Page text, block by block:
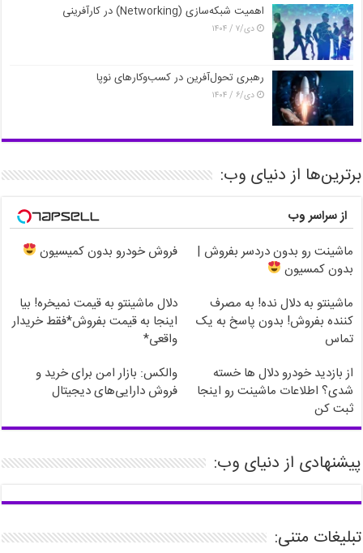
اهمیت شبکه‌سازی (Networking) در کارآفرینی
دی/۷ / ۱۴۰۴
رهبری تحول‌آفرین در کسب‌وکارهای نوپا
دی/۶ / ۱۴۰۴
برترین‌ها از دنیای وب:
از سراسر وب
ماشینت رو بدون دردسر بفروش |
بدون کمسیون
فروش خودرو بدون کمیسیون
ماشینتو به دلال نده! به مصرف
کننده بفروش! بدون پاسخ به یک
تماس
دلال ماشینتو به قیمت نمیخره! بیا
اینجا به قیمت بفروش*فقط خریدار
واقعی*
از بازدید خودرو دلال ها خسته
شدی؟ اطلاعات ماشینت رو اینجا
ثبت کن
والکس: بازار امن برای خرید و
فروش دارایی‌های دیجیتال
پیشنهادی از دنیای وب:
تبلیغات متنی: